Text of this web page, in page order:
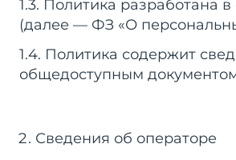
1.3. Политика разработана
(далее — ФЗ «О
1.4. Политика содержит
общедоступным
Сведения об операторе